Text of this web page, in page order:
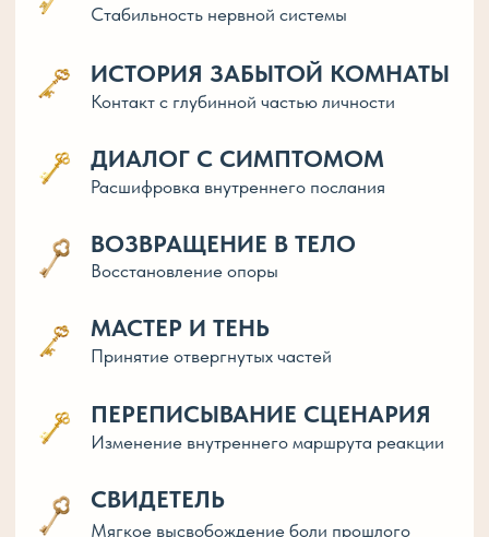
Внутренняя опора
Психика перестаёт возвращать
старый режим
Сценарии не преодолеваются,
они просто иссякают
ПРОСТО.
БЕРЕЖНО.
ВНУТРЬ